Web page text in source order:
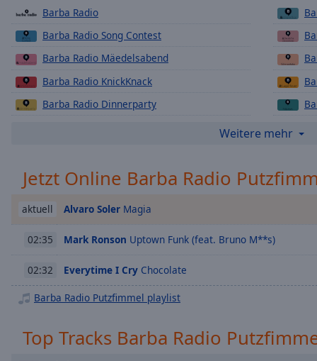
Chapters
Chapters
descriptions
off
subtitles
opens
settings
dialog
subtitles
off,
Barba Radio
Barba Radio Song Contest
Barba Radio Mäedelsabend
Barba Radio KnickKnack
Barba Radio Dinnerparty
Weitere mehr
Jetzt Online Barba Radio
aktuell Alvaro Soler Magia
02:35 Mark Ronson Uptown Funk (feat. Bruno M**s)
02:32 Everytime I Cry Chocolate
Barba Radio Putzfimmel playlist
Top Tracks Barba Radio